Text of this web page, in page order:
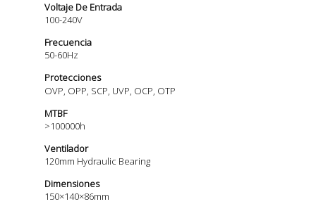
Voltaje De Entrada
100-240V
Frecuencia
50-60Hz
Protecciones
OVP, OPP, SCP, UVP, OCP, OTP
MTBF
>100000h
Ventilador
120mm Hydraulic Bearing
Dimensiones
150×140×86mm